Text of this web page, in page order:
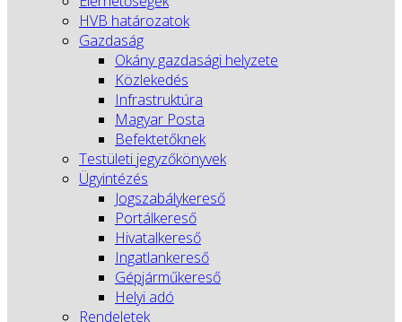
HVB határozatok
Gazdaság
Okány gazdasági helyzete
Közlekedés
Infrastruktúra
Magyar Posta
Befektetőknek
Testületi jegyzőkönyvek
Ügyintézés
Jogszabálykereső
Portálkereső
Hivatalkereső
Ingatlankereső
Gépjárműkereső
Helyi adó
Rendeletek